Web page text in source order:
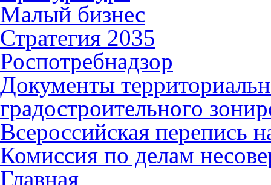
Малый бизнес
Стратегия 2035
Роспотребнадзор
Документы
градостроительного
Всероссийская перепись
Комиссия по делам
Главная